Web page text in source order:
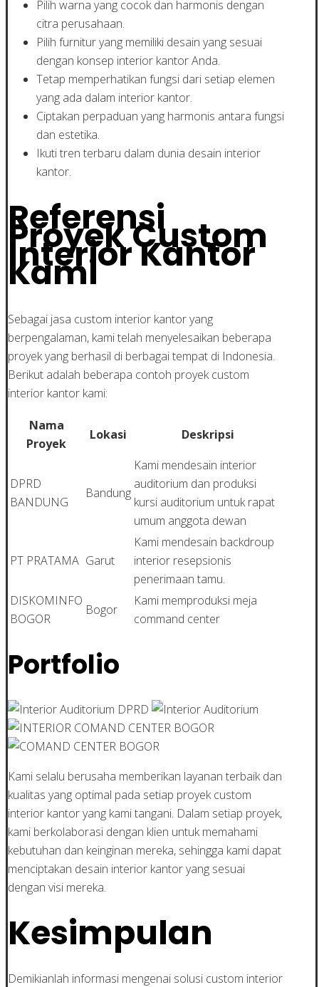
Pilih warna yang cocok dan harmonis dengan
citra perusahaan.
Pilih furnitur yang memiliki desain yang sesuai
dengan konsep interior kantor Anda.
Tetap memperhatikan fungsi dari setiap elemen
yang ada dalam interior kantor.
Ciptakan perpaduan yang harmonis antara fungsi
dan estetika.
Ikuti tren terbaru dalam dunia desain interior
kantor.
Referensi
Proyek Custom
Interior Kantor
Kami
Sebagai jasa custom interior kantor yang
berpengalaman, kami telah menyelesaikan beberapa
proyek yang berhasil di berbagai tempat di Indonesia.
Berikut adalah beberapa contoh proyek custom
interior kantor kami:
Nama
Proyek
Lokasi Deskripsi
DPRD
BANDUNG
Bandung
Kami mendesain interior
auditorium dan produksi
kursi auditorium untuk rapat
umum anggota dewan
PT PRATAMA Garut
Kami mendesain backdroup
interior resepsionis
penerimaan tamu.
DISKOMINFO
BOGOR
Bogor
Kami memproduksi meja
command center
Portfolio
Kami selalu berusaha memberikan layanan terbaik dan
kualitas yang optimal pada setiap proyek custom
interior kantor yang kami tangani. Dalam setiap proyek,
kami berkolaborasi dengan klien untuk memahami
kebutuhan dan keinginan mereka, sehingga kami dapat
menciptakan desain interior kantor yang sesuai
dengan visi mereka.
Kesimpulan
Demikianlah informasi mengenai solusi custom interior